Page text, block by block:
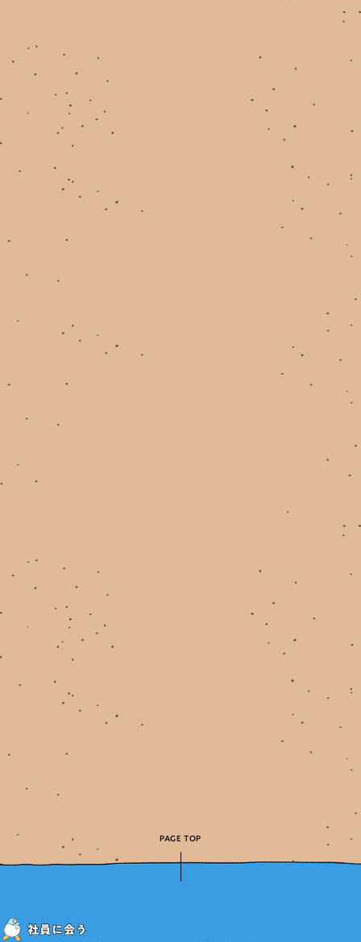
PAGE TOP